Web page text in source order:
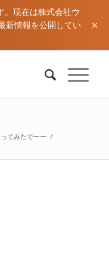
。現在は株式会社ウ
新情報を公開してい
×
てみたでーー /